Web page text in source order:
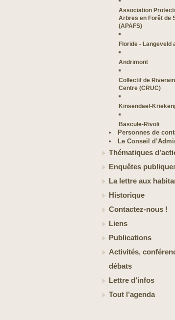
Association
Arbres en Forêt de
(APAFS)
Floride - Langeveld
Andrimont
Collectif de
Centre (CRUC)
Kinsendael-
Bascule-Rivoli
Personnes de
Le Conseil
Thématiques
Enquêtes
La lettre aux
Historique
Contactez-nous !
Liens
Publications
Activités,
débats
Lettre d’infos
Tout l’agenda